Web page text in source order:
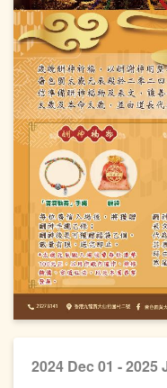
2024 Dec 01 - 2025